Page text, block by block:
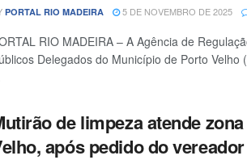
PORTAL RIO MADEIRA 5 DE NOVEMBRO DE 2025
RIO MADEIRA – A Agência de
Delegados do Município de Porto Velho
de limpeza atende
após pedido do